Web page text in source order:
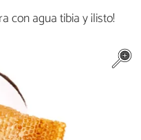
con agua tibia y ¡listo!